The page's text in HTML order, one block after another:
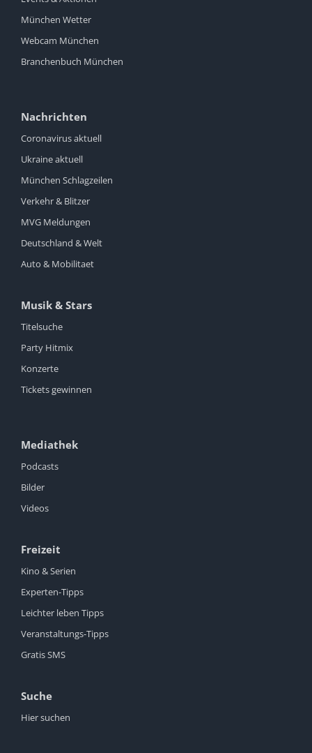
München Wetter
Webcam München
Branchenbuch München
Nachrichten
Coronavirus aktuell
Ukraine aktuell
München Schlagzeilen
Verkehr & Blitzer
MVG Meldungen
Deutschland & Welt
Auto & Mobilitaet
Musik & Stars
Titelsuche
Party Hitmix
Konzerte
Tickets gewinnen
Mediathek
Podcasts
Bilder
Videos
Freizeit
Kino & Serien
Experten-Tipps
Leichter leben Tipps
Veranstaltungs-Tipps
Gratis SMS
Suche
Hier suchen